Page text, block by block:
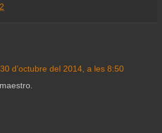
30 d’octubre del 2014, a les 8:50